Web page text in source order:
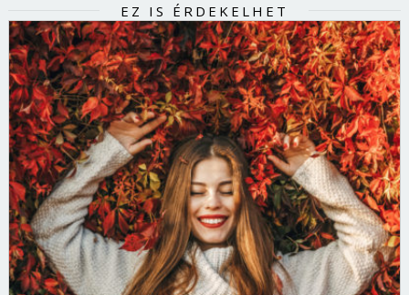
EZ IS ÉRDEKELHET